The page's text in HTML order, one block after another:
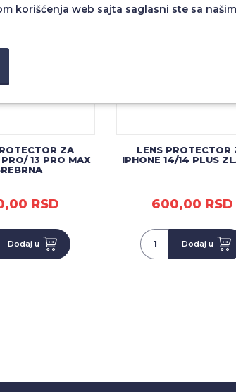
ZA
13 PRO MAX
RSD
Dodaj u
LENS PROTECTOR
IPHONE 14/14 PLUS
600,00 RSD
Dodaj u
korišćenja web sajta saglasni ste sa našim